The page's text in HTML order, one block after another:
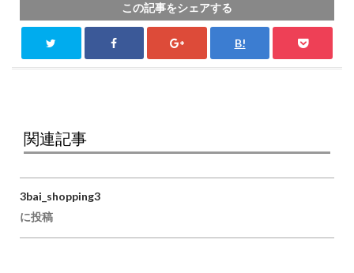
この記事をシェアする
B!
関連記事
投稿ナビゲーション
3bai_shopping3
に投稿